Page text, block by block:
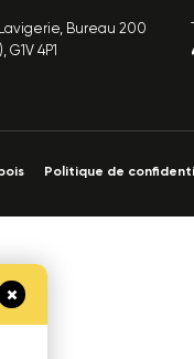
Bureau 200
4P1
Politique de